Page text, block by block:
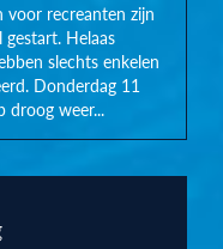
voor recreanten zijn
Helaas
slechts enkelen
Donderdag 11
droog weer...